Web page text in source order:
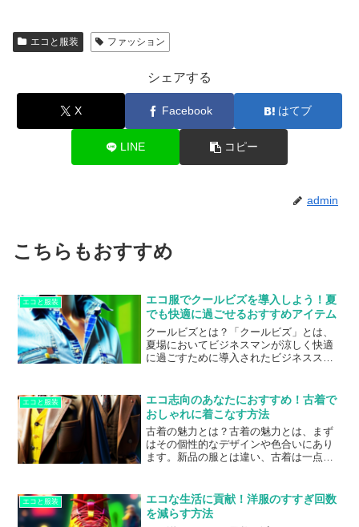
エコと服装 ファッション
シェアする
X Facebook はてブ
LINE コピー
admin
こちらもおすすめ
エコと服装
エコ服でクールビズを導入しよう！夏
でも快適に過ごせるおすすめアイテム
クールビズとは？「クールビズ」とは、
夏場においてビジネスマンが涼しく快適
に過ごすために導入されたビジネススタ
ツやノータイのスタイルが許されるな
ど、暑い季節でも快適に過ごすことがで
きます。しかし、クールビズにおいて
も、ビジネスマンとしてのマナーやイメ
ージを守るためには、適切なアイテム選
びが必要です。特に、エコ服を取り入れ
に優しい素材や製...
エコと服装
エコ志向のあなたにおすすめ！古着で
おしゃれに着こなす方法
古着の魅力とは？古着の魅力とは、まず
はその個性的なデザインや色合いにあり
ます。新品の服とは違い、古着は一点も
特の風合いがあり、洗いざらされた風合
いや染み込んだ色合いが、新品の服には
ない味わいを与えてくれます。さらに、
エコと服装
エコな生活に貢献！洋服のすすぎ回数
を減らす方法